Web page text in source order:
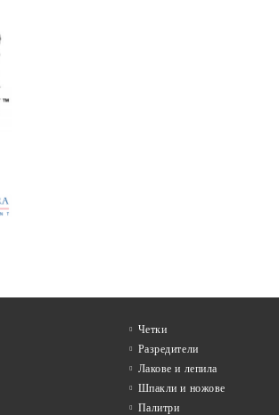
Четки
Разредители
Лакове и лепила
Шпакли и ножове
Палитри